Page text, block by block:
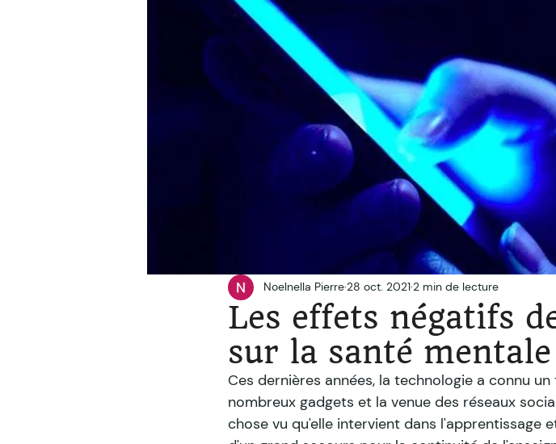
Les effets négatifs
sur la santé mentale
Noelnella Pierre28 oct. 20212 min de lecture
Ces dernières années, la technologie a connu
nombreux gadgets et la venue des réseaux
chose vu qu'elle intervient dans l'apprentissage